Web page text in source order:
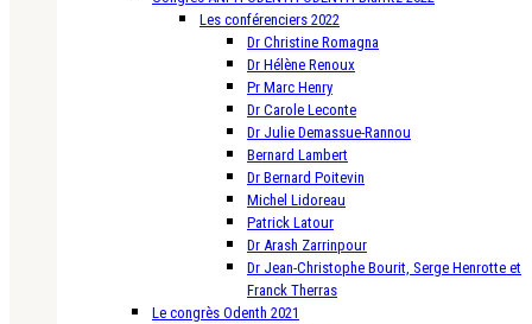
Les conférenciers 2022
Dr Christine Romagna
Dr Hélène Renoux
Pr Marc Henry
Dr Carole Leconte
Dr Julie Demassue-Rannou
Bernard Lambert
Dr Bernard Poitevin
Michel Lidoreau
Patrick Latour
Dr Arash Zarrinpour
Dr Jean-Christophe Bourit, Serge Henrotte et
Franck Therras
Le congrès Odenth 2021